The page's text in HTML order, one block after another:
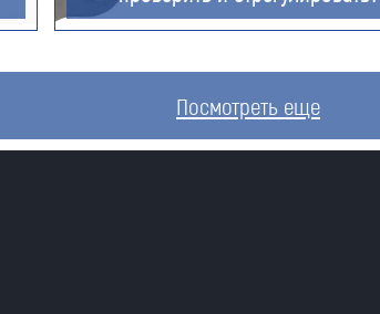
Посмотреть еще
Ваш e-mail (обязательно)